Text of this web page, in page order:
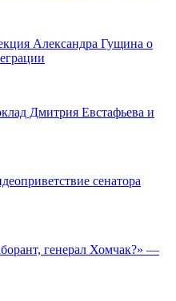
Александра Гущина о
Дмитрия Евстафьева и
сенатора
генерал Хомчак?» —